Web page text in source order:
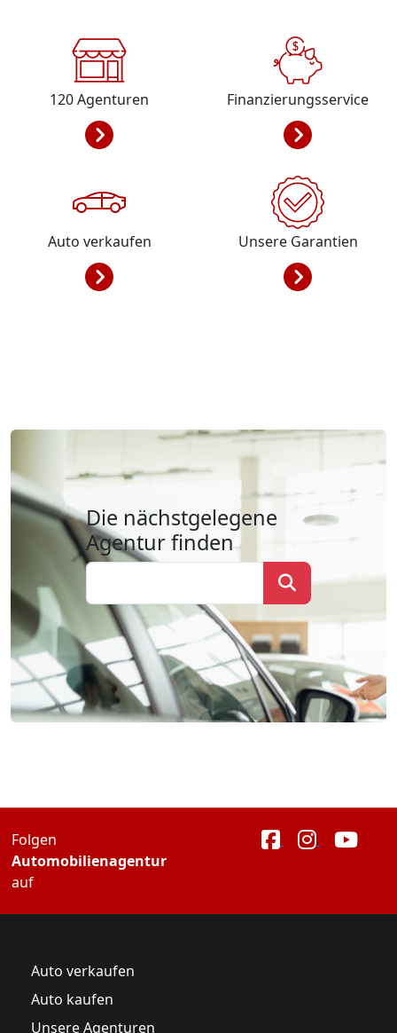
120Agenturen Finanzierungsservice
Auto verkaufen Unsere Garantien
Die nächstgelegene
Agentur finden
Folgen
Automobilienagentur
auf
Auto verkaufen
Auto kaufen
Unsere Agenturen